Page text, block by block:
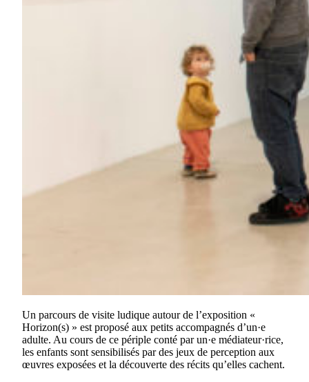
Un parcours de visite ludique autour de l’exposition «
Horizon(s) » est proposé aux petits accompagnés d’un·e
adulte. Au cours de ce périple conté par un·e médiateur·rice,
les enfants sont sensibilisés par des jeux de perception aux
œuvres exposées et la découverte des récits qu’elles cachent.